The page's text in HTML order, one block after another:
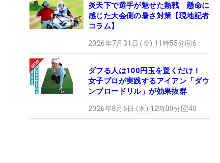
炎天下で選手が魅せた熱戦 懸命に
感じた大会側の暑さ対策【現地記者
コラム】
2026年7月31日 (金) 11時55分 6
ダフる人は100円玉を置くだけ！
女子プロが実践するアイアン「ダウ
ンブロードリル」が効果抜群
2026年8月6日 (木) 12時00分 40